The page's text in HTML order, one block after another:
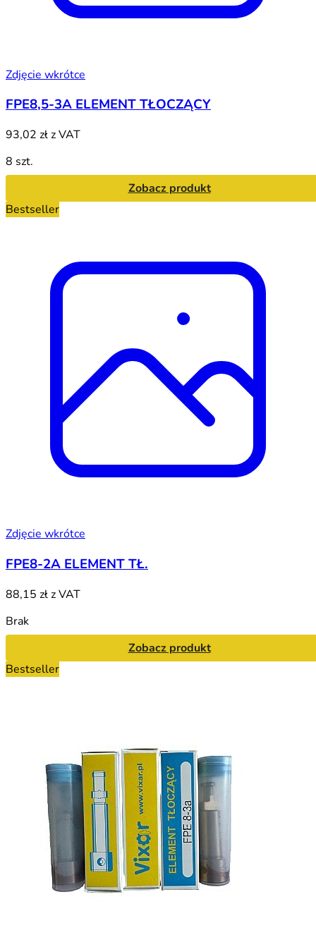
Zdjęcie wkrótce
FPE8,5-3A ELEMENT TŁOCZĄCY
93,02 złz VAT
8 szt.
Zobacz produkt
Bestseller
Zdjęcie wkrótce
FPE8-2A ELEMENT TŁ.
88,15 złz VAT
Brak
Zobacz produkt
Bestseller